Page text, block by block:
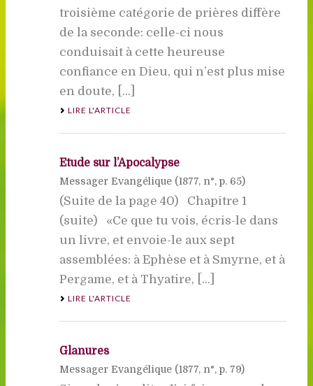
troisième catégorie de prières diffère
de la seconde: celle-ci nous
conduisait à cette heureuse
confiance en Dieu, qui n’est plus mise
en doute, [...]
LIRE L'ARTICLE
Etude sur l’Apocalypse
Messager Evangélique (1877, n°, p. 65)
(Suite de la page 40) Chapitre 1
(suite) «Ce que tu vois, écris-le dans
un livre, et envoie-le aux sept
assemblées: à Ephèse et à Smyrne, et à
Pergame, et à Thyatire, [...]
LIRE L'ARTICLE
Glanures
Messager Evangélique (1877, n°, p. 79)